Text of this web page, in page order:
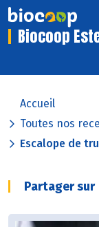
Biocoop
Accueil
Toutes nos
Escalope de
Partager sur